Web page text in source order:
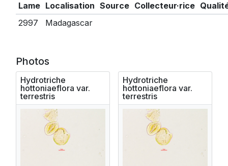
Lame Localisation Source Collecteur·rice
2997
Madagascar
Photos
Hydrotriche
hottoniaeflora var.
terrestris
Hydrotriche
hottoniaeflora var.
terrestris